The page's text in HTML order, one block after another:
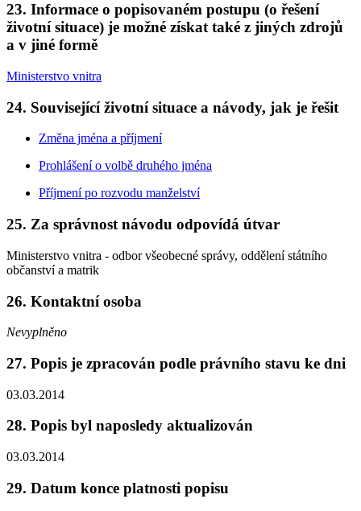
23. Informace o popisovaném postupu (o řešení
životní situace) je možné získat také z jiných zdrojů
a v jiné formě
Ministerstvo vnitra
24. Související životní situace a návody, jak je řešit
Změna jména a příjmení
Prohlášení o volbě druhého jména
Příjmení po rozvodu manželství
25. Za správnost návodu odpovídá útvar
Ministerstvo vnitra - odbor všeobecné správy, oddělení státního
občanství a matrik
26. Kontaktní osoba
Nevyplněno
27. Popis je zpracován podle právního stavu ke dni
03.03.2014
28. Popis byl naposledy aktualizován
03.03.2014
29. Datum konce platnosti popisu